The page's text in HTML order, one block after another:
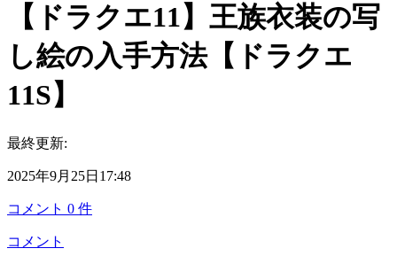
【ドラクエ11】王族衣装の写
し絵の入手方法【ドラクエ
11S】
最終更新:
2025年9月25日17:48
コメント 0 件
コメント